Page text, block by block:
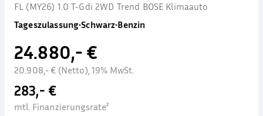
FL (MY26) 1.0 T-Gdi 2WD Trend BOSE Klimaauto
Tageszulassung•Schwarz•Benzin
24.880,- €
20.908,- € (Netto), 19% MwSt.
283,- €
mtl. Finanzierungsrate²